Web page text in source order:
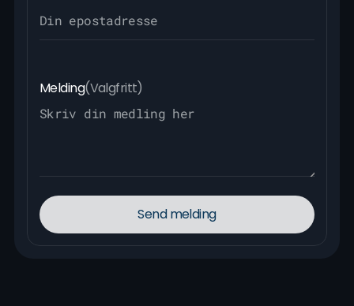
Melding(Valgfritt)
Send melding